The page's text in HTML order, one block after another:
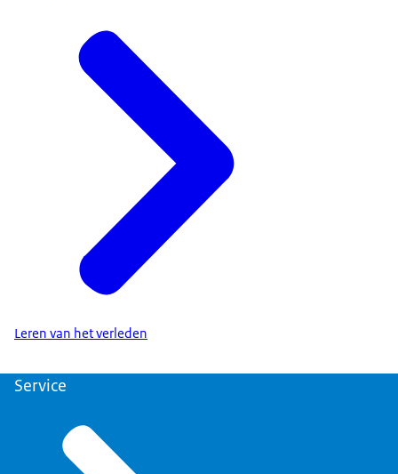
Leren van het verleden
Service